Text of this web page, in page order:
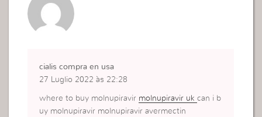
cialis compra en usa
27 Luglio 2022 às 22:28
where to buy molnupiravir molnupiravir ukcan i b
uy molnupiravir molnupiravir avermectin